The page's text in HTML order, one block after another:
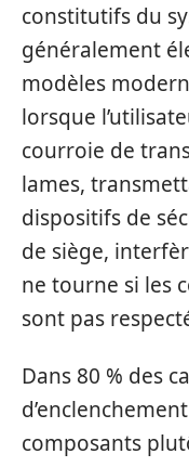
constitutifs du
généralement
modèles
lorsque
courroie de
lames,
dispositifs de
de siège,
ne tourne si les
sont pas
Dans 80 % des
composants